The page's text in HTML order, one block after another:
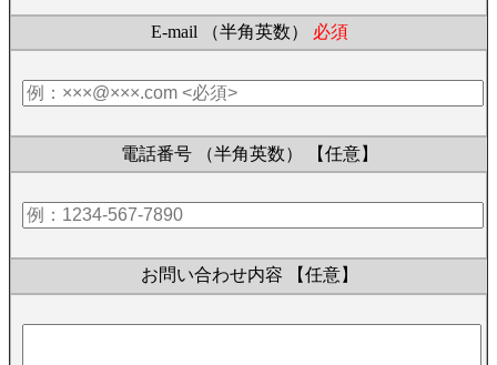
E-mail （半角英数） 必須
電話番号 （半角英数） 【任意】
お問い合わせ内容 【任意】